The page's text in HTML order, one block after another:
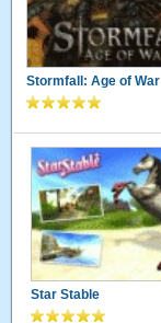
Stormfall: Age of War
Star Stable